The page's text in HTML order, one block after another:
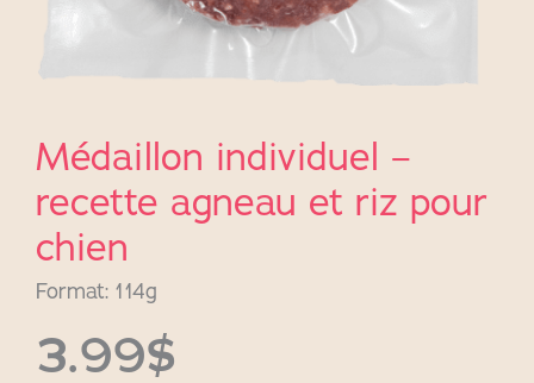
Médaillon individuel –
recette agneau et riz pour
chien
Format: 114g
3.99$